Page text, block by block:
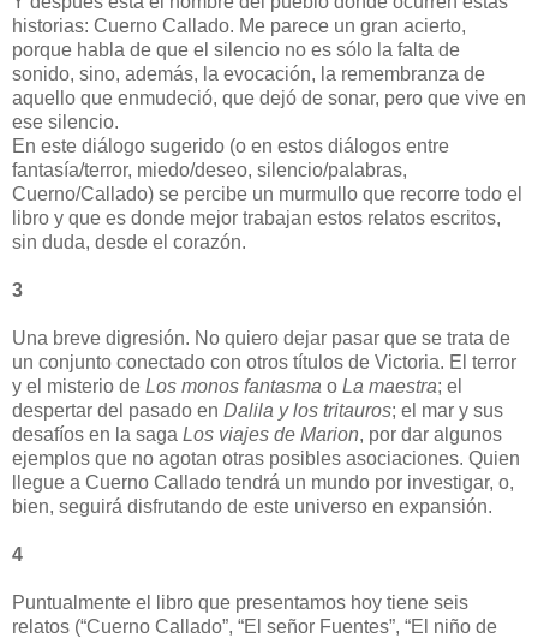
historias: Cuerno Callado. Me parece un gran acierto,
porque habla de que el silencio no es sólo la falta de
sonido, sino, además, la evocación, la remembranza de
aquello que enmudeció, que dejó de sonar, pero que vive en
ese silencio.
En este diálogo sugerido (o en estos diálogos entre
fantasía/terror, miedo/deseo, silencio/palabras,
Cuerno/Callado) se percibe un murmullo que recorre todo el
libro y que es donde mejor trabajan estos relatos escritos,
sin duda, desde el corazón.
3
Una breve digresión. No quiero dejar pasar que se trata de
un conjunto conectado con otros títulos de Victoria. El terror
y el misterio de Los monos fantasma o La maestra; el
despertar del pasado en Dalila y los tritauros; el mar y sus
desafíos en la saga Los viajes de Marion, por dar algunos
ejemplos que no agotan otras posibles asociaciones. Quien
llegue a Cuerno Callado tendrá un mundo por investigar, o,
bien, seguirá disfrutando de este universo en expansión.
4
Puntualmente el libro que presentamos hoy tiene seis
relatos (“Cuerno Callado”, “El señor Fuentes”, “El niño de